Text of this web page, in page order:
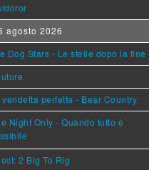
agosto 2026
Dog Stars - Le stelle dopo la fine
vendetta perfetta - Bear Country
Night Only - Quando tutto è
2 Big To Rig